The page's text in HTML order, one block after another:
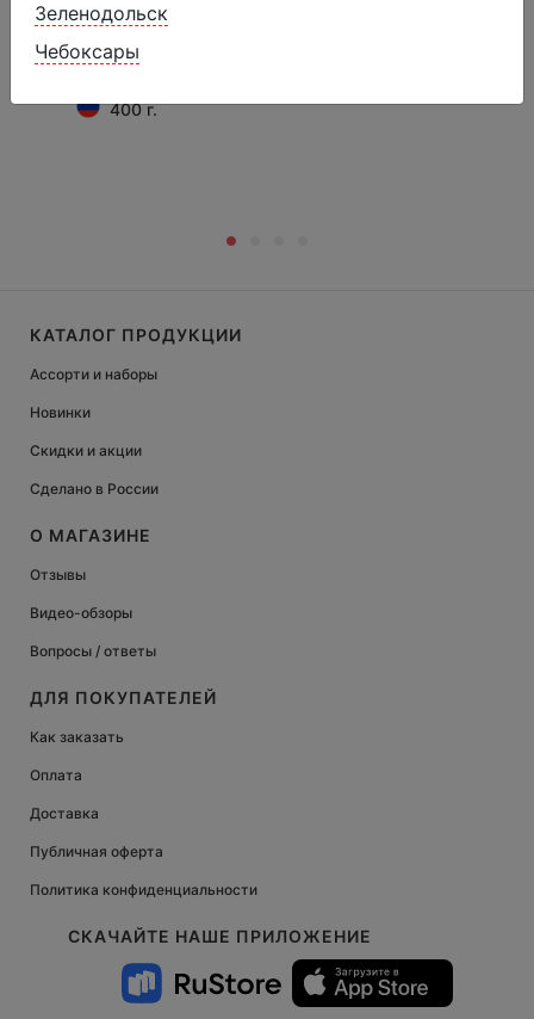
Зеленодольск
Чебоксары
Венеция"
400 г.
СКАЧАЙТЕ НАШЕ ПРИЛОЖЕНИЕ
КАТАЛОГ ПРОДУКЦИИ
Ассорти и наборы
Новинки
Скидки и акции
Сделано в России
О МАГАЗИНЕ
Отзывы
Видео-обзоры
Вопросы / ответы
ДЛЯ ПОКУПАТЕЛЕЙ
Как заказать
Оплата
Доставка
Публичная оферта
Политика конфиденциальности